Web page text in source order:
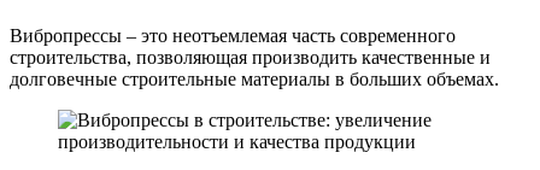
Вибропрессы – это неотъемлемая часть современного
строительства, позволяющая производить качественные и
долговечные строительные материалы в больших объемах.